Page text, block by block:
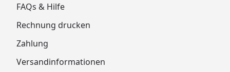
FAQs & Hilfe
Rechnung drucken
Zahlung
Versandinformationen